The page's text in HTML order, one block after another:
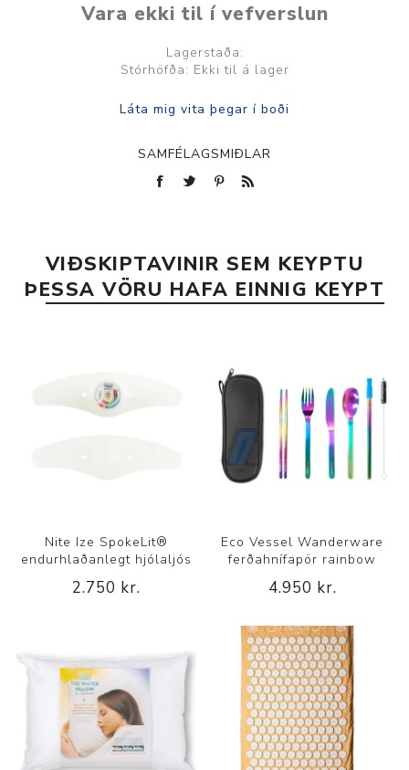
Vara ekki til í vefverslun
Lagerstaða:
Stórhöfða: Ekki til á lager
SAMFÉLAGSMIÐLAR
VIÐSKIPTAVINIR SEM KEYPTU
ÞESSA VÖRU HAFA EINNIG KEYPT
Nite Ize SpokeLit®
endurhlaðanlegt hjólaljós
2.750 kr.
Eco Vessel Wanderware
ferðahnífapör rainbow
4.950 kr.